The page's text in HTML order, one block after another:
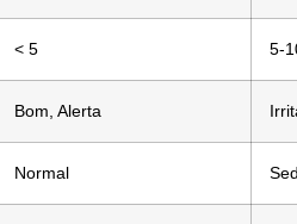
< 5 5-
Bom, Alerta
Normal